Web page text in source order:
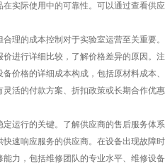
实际使用中的可靠性。可以通过查看供
理的成本控制对于实验室运营至关重要
进行详细比较，了解价格差异的原因。
价格的详细成本构成，包括原材料成本
活的付款方案、折扣政策或长期合作优
运行的关键。了解供应商的售后服务体
速响应服务的供应商。在设备出现故障
力，包括维修团队的专业水平、维修设